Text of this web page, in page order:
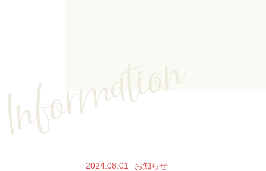
2024.08.01 お知らせ